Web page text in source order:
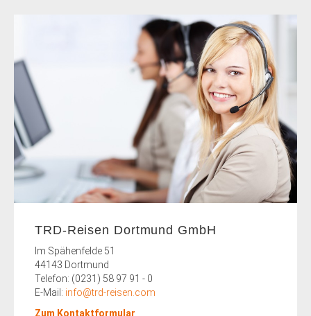
TRD-Reisen Dortmund GmbH
Im Spähenfelde 51
44143 Dortmund
Telefon: (0231) 58 97 91 - 0
E-Mail: info@trd-reisen.com
Zum Kontaktformular